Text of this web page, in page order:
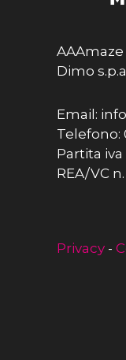
Dimo
Email:
Telefono:
Partita
REA/VC
Privacy -